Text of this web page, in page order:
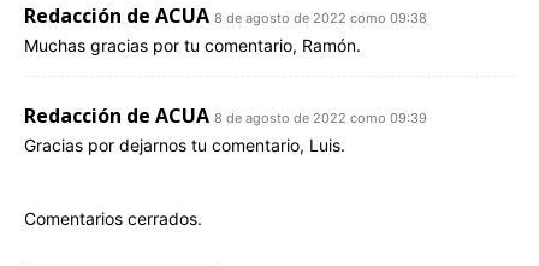
Redacción de ACUA 8 de agosto de 2022 como 09:38
Muchas gracias por tu comentario, Ramón.
Redacción de ACUA 8 de agosto de 2022 como 09:39
Gracias por dejarnos tu comentario, Luis.
Comentarios cerrados.